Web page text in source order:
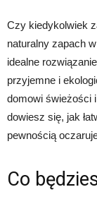
Czy kiedykolwiek
naturalny zapach
idealne
przyjemne i
domowi świeżości
dowiesz się, jak
pewnością
Co